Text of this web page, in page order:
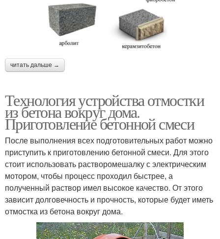
читать дальше →
Технология устройства отмостки
из бетона вокруг дома.
Приготовление бетонной смеси
После выполнения всех подготовительных работ можно
приступить к приготовлению бетонной смеси. Для этого
стоит использовать растворомешалку с электрическим
мотором, чтобы процесс проходил быстрее, а
полученный раствор имел высокое качество. От этого
зависит долговечность и прочность, которые будет иметь
отмостка из бетона вокруг дома.